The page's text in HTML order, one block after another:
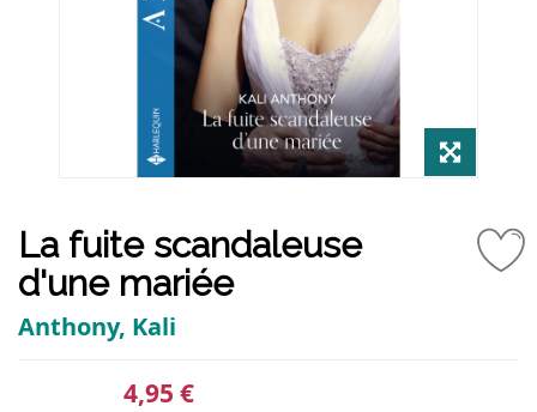
La fuite scandaleuse
d'une mariée
Anthony, Kali
4,95 €